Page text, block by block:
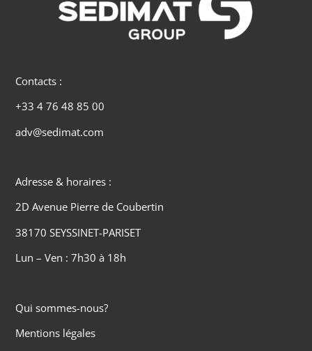
Contacts :
+33 4 76 48 85 00
adv@sedimat.com
Adresse & horaires :
2D Avenue Pierre de Coubertin
38170 SEYSSINET-PARISET
Lun – Ven : 7h30 à 18h
Qui sommes-nous?
Mentions légales